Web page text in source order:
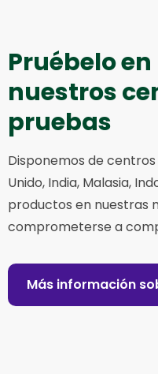
Pruébelo
nuestros
pruebas
Disponemos de
Unido, India, Malasia,
productos en nuestras
comprometerse a
Más información